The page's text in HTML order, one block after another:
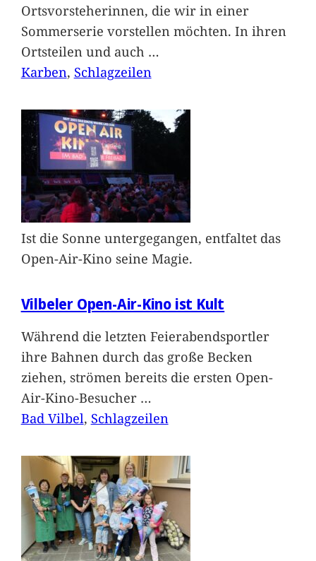
Ortsvorsteherinnen, die wir in einer
Sommerserie vorstellen möchten. In ihren
Ortsteilen und auch …
Karben, Schlagzeilen
Ist die Sonne untergegangen, entfaltet das
Open-Air-Kino seine Magie.
Vilbeler Open-Air-Kino ist Kult
Während die letzten Feierabendsportler
ihre Bahnen durch das große Becken
ziehen, strömen bereits die ersten Open-
Air-Kino-Besucher …
Bad Vilbel, Schlagzeilen